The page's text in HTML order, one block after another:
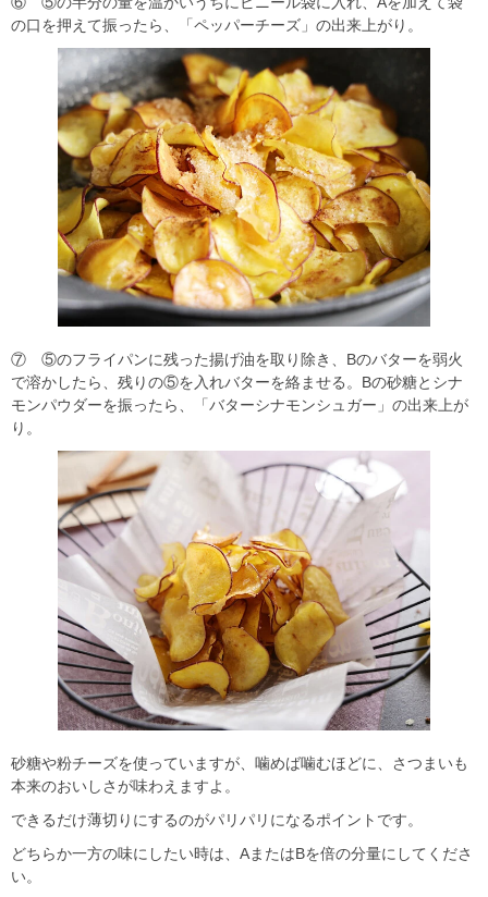
の口を押えて振ったら、「ペッパーチーズ」の出来上がり。
⑦ ⑤のフライパンに残った揚げ油を取り除き、Bのバターを弱火
で溶かしたら、残りの⑤を入れバターを絡ませる。Bの砂糖とシナ
モンパウダーを振ったら、「バターシナモンシュガー」の出来上が
り。
砂糖や粉チーズを使っていますが、噛めば噛むほどに、さつまいも
本来のおいしさが味わえますよ。
できるだけ薄切りにするのがパリパリになるポイントです。
どちらか一方の味にしたい時は、AまたはBを倍の分量にしてくださ
い。